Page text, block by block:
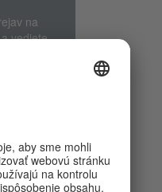
na
vediete